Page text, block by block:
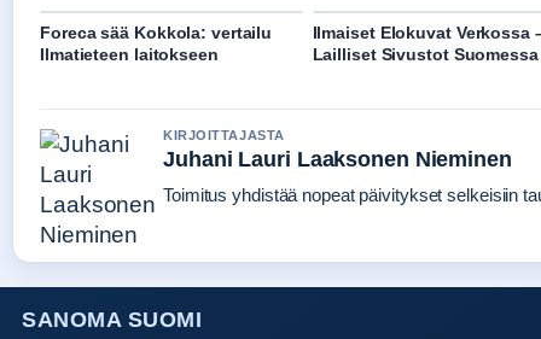
Foreca sää Kokkola: vertailu
Ilmatieteen laitokseen
Ilmaiset Elokuvat Verkossa
Lailliset Sivustot Suomessa
KIRJOITTAJASTA
Juhani Lauri Laaksonen Nieminen
Toimitus yhdistää nopeat päivitykset selkeisiin
SANOMA SUOMI